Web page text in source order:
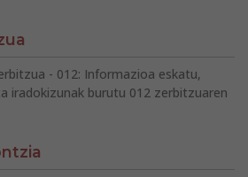
- 012: Informazioa eskatu,
iradokizunak burutu 012 zerbitzuaren